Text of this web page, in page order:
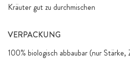
Kräuter gut zu durchmischen
VERPACKUNG
100% biologisch abbaubar (nur Stärke,